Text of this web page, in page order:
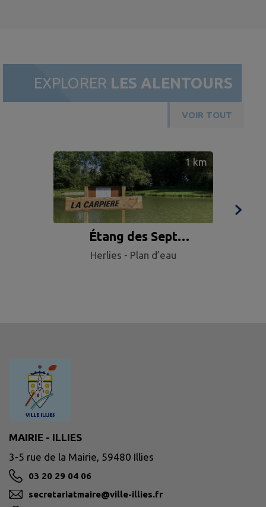
EXPLORER LES ALENTOURS
VOIR TOUT
1 km
Étang des Sept
Fontaines
Herlies - Plan d’eau
MAIRIE - ILLIES
3-5 rue de la Mairie, 59480 Illies
03 20 29 04 06
secretariatmaire@ville-illies.fr